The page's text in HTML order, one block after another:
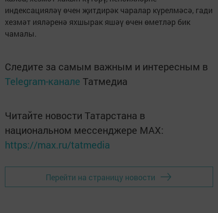
индексацияләү өчен җитдирәк чаралар күрелмәсә, гади
хезмәт ияләренә яхшырак яшәү өчен өметләр бик
чамалы.
Следите за самым важным и интересным в
Telegram-канале Татмедиа
Читайте новости Татарстана в
национальном мессенджере MАХ:
https://max.ru/tatmedia
Перейти на страницу новости